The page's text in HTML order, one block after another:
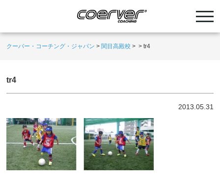
クーバー・コーチング・ジャパン > 関目高殿校 > >tr4
tr4
2013.05.31